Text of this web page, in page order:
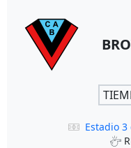
Estadio 3